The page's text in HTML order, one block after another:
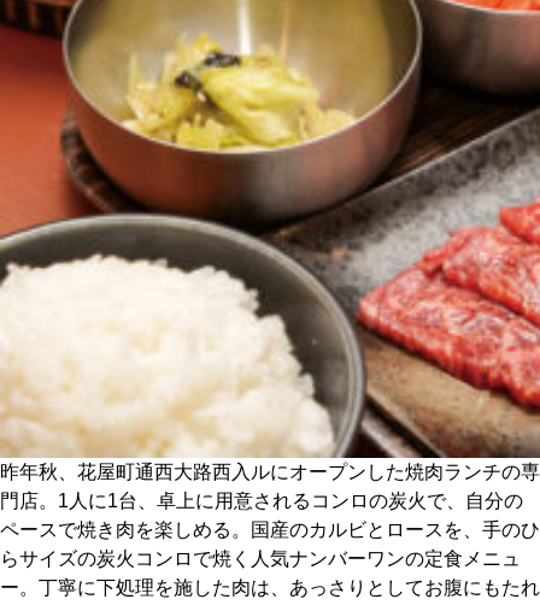
CULTURE
ABOUT US
Instagram
チケットプレゼント応募
MAIN MENU
SERIES
カレーが好き
昨年秋、花屋町通西大路西入ルにオープンした焼肉ランチの専
門店。1人に1台、卓上に用意されるコンロの炭火で、自分の
ペースで焼き肉を楽しめる。国産のカルビとロースを、手のひ
らサイズの炭火コンロで焼く人気ナンバーワンの定食メニュ
ー。丁寧に下処理を施した肉は、あっさりとしてお腹にもたれ